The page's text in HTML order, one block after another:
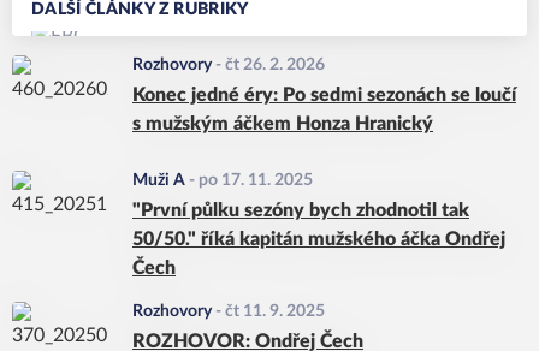
DALŠÍ ČLÁNKY Z RUBRIKY
Rozhovory - čt 26. 2. 2026
Konec jedné éry: Po sedmi sezonách se loučí
s mužským áčkem Honza Hranický
Muži A - po 17. 11. 2025
"První půlku sezóny bych zhodnotil tak
50/50." říká kapitán mužského áčka Ondřej
Čech
Rozhovory - čt 11. 9. 2025
ROZHOVOR: Ondřej Čech